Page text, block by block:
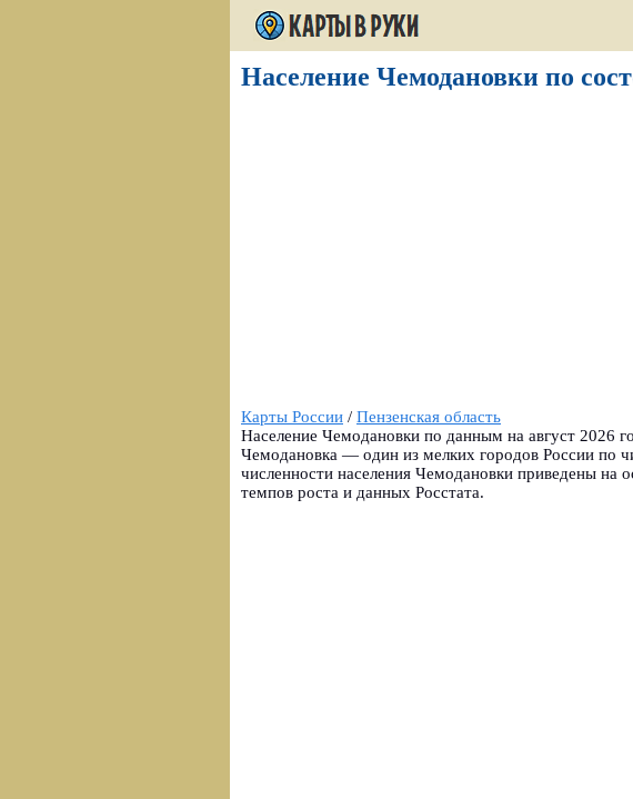
Население Чемодановки по
Карты России / Пензенская область
Население Чемодановки по данным на август 2026
Чемодановка — один из мелких городов России по
численности населения Чемодановки приведены на
темпов роста и данных Росстата.